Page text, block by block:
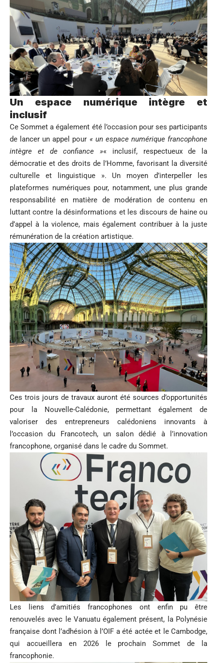
Un espace numérique intègre et
inclusif
Ce Sommet a également été l’occasion pour ses participants
de lancer un appel pour « un espace numérique francophone
intègre et de confiance »« inclusif, respectueux de la
démocratie et des droits de l’Homme, favorisant la diversité
culturelle et linguistique ». Un moyen d’interpeller les
plateformes numériques pour, notamment, une plus grande
responsabilité en matière de modération de contenu en
luttant contre la désinformations et les discours de haine ou
d’appel à la violence, mais également contribuer à la juste
rémunération de la création artistique.
Ces trois jours de travaux auront été sources d’opportunités
pour la Nouvelle-Calédonie, permettant également de
valoriser des entrepreneurs calédoniens innovants à
l’occasion du Francotech, un salon dédié à l’innovation
francophone, organisé dans le cadre du Sommet.
Les liens d’amitiés francophones ont enfin pu être
renouvelés avec le Vanuatu également présent, la Polynésie
française dont l’adhésion à l’OIF a été actée et le Cambodge,
qui accueillera en 2026 le prochain Sommet de la
francophonie.